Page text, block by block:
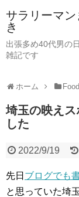
サラリーマ
き
出張多め40代男の
雑記です
ホーム Food
埼玉の映え
した
2022/9/19
先日 ブログでも
と思っていた埼